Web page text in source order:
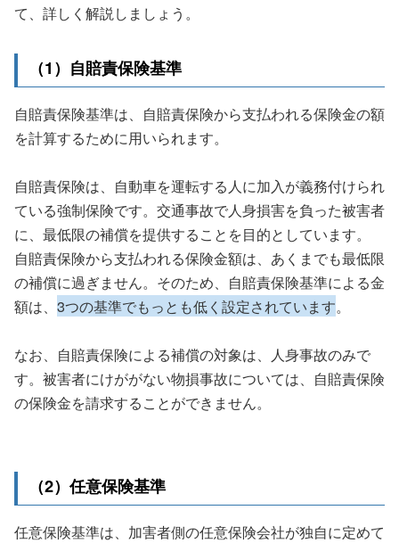
て、詳しく解説しましょう。
（1）自賠責保険基準
自賠責保険基準は、自賠責保険から支払われる保険金の額
を計算するために用いられます。
自賠責保険は、自動車を運転する人に加入が義務付けられ
ている強制保険です。交通事故で人身損害を負った被害者
に、最低限の補償を提供することを目的としています。
自賠責保険から支払われる保険金額は、あくまでも最低限
の補償に過ぎません。そのため、自賠責保険基準による金
額は、 3つの基準でもっとも低く設定されています。
なお、自賠責保険による補償の対象は、人身事故のみで
す。被害者にけががない物損事故については、自賠責保険
の保険金を請求することができません。
（2）任意保険基準
任意保険基準は、加害者側の任意保険会社が独自に定めて